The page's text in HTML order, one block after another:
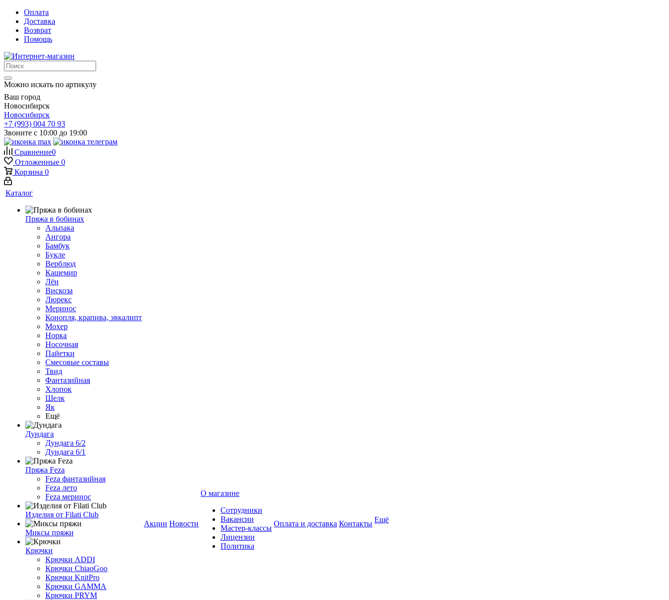
Оплата
Доставка
Возврат
Помощь
Можно искать по артикулу
Ваш город
Новосибирск
Новосибирск
+7 (993) 004 70 93
Звоните с 10:00 до 19:00
Сравнение0
Отложенные 0
Корзина 0
Каталог
Пряжа в бобинах
Альпака
Ангора
Бамбук
Букле
Верблюд
Кашемир
Лён
Вискоза
Люрекс
Меринос
Конопля, крапива, эвкалипт
Мохер
Норка
Носочная
Пайетки
Смесовые составы
Твид
Фантазийная
Хлопок
Шелк
Як
Ещё
Дундага
Дундага 6/2
Дундага 6/1
Пряжа Feza
Feza фантазийная
Feza лето
Feza меринос
Изделия от Filati Club
Миксы пряжи
Крючки
Крючки ADDI
Крючки ChiaoGoo
Крючки KnitPro
Крючки GAMMA
Крючки PRYM
Акции Новости
О магазине
Сотрудники
Вакансии
Мастер-классы
Лицензии
Политика
Оплата и доставка Контакты Ещё